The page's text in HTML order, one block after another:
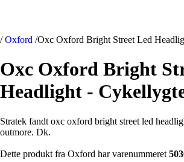
/ Oxford /Oxc Oxford Bright Street Led
Oxc Oxford Bright
Headlight -
Stratek fandt oxc oxford bright street led
outmore. Dk.
Dette produkt fra Oxford har varenummeret